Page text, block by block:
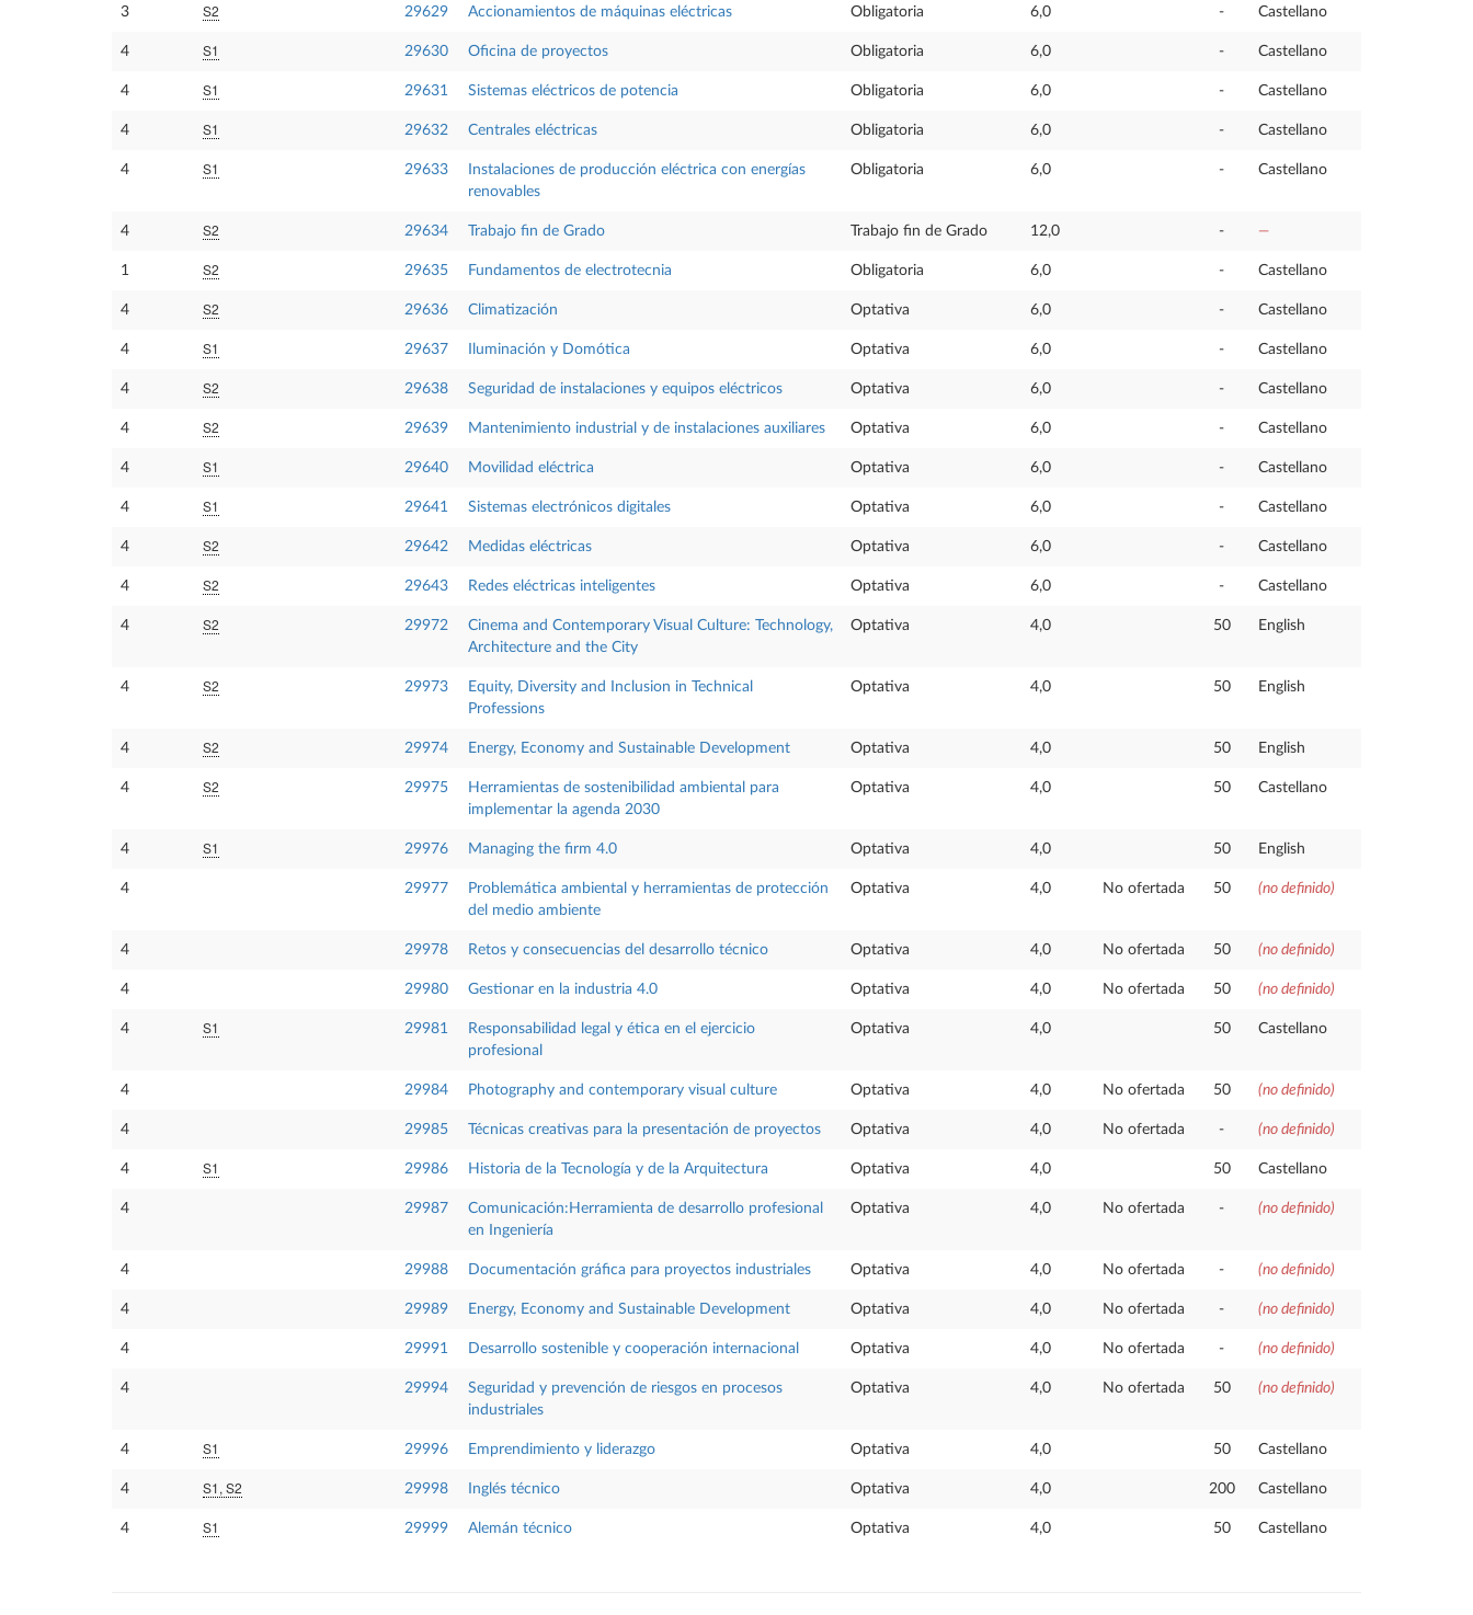
3 S2 29629 Accionamientos de máquinas eléctricas Obligatoria 6,0 - Castellano
4 S1 29630 Oficina de proyectos Obligatoria 6,0 - Castellano
4 S1 29631 Sistemas eléctricos de potencia Obligatoria 6,0 - Castellano
4 S1 29632 Centrales eléctricas Obligatoria 6,0 - Castellano
4 S1 29633
Instalaciones de producción eléctrica con energías
renovables
Obligatoria 6,0 - Castellano
4 S2 29634 Trabajo fin de Grado Trabajo fin de Grado 12,0 - —
1 S2 29635 Fundamentos de electrotecnia Obligatoria 6,0 - Castellano
4 S2 29636 Climatización Optativa 6,0 - Castellano
4 S1 29637 Iluminación y Domótica Optativa 6,0 - Castellano
4 S2 29638 Seguridad de instalaciones y equipos eléctricos Optativa 6,0 - Castellano
4 S2 29639 Mantenimiento industrial y de instalaciones auxiliares Optativa 6,0 - Castellano
4 S1 29640 Movilidad eléctrica Optativa 6,0 - Castellano
4 S1 29641 Sistemas electrónicos digitales Optativa 6,0 - Castellano
4 S2 29642 Medidas eléctricas Optativa 6,0 - Castellano
4 S2 29643 Redes eléctricas inteligentes Optativa 6,0 - Castellano
4 S2 29972
Cinema and Contemporary Visual Culture: Technology,
Architecture and the City
Optativa 4,0 50 English
4 S2 29973
Equity, Diversity and Inclusion in Technical
Professions
Optativa 4,0 50 English
4 S2 29974 Energy, Economy and Sustainable Development Optativa 4,0 50 English
4 S2 29975
Herramientas de sostenibilidad ambiental para
implementar la agenda 2030
Optativa 4,0 50 Castellano
4 S1 29976 Managing the firm 4.0 Optativa 4,0 50 English
4 29977
Problemática ambiental y herramientas de protección
del medio ambiente
Optativa 4,0 No ofertada 50 (no definido)
4 29978 Retos y consecuencias del desarrollo técnico Optativa 4,0 No ofertada 50 (no definido)
4 29980 Gestionar en la industria 4.0 Optativa 4,0 No ofertada 50 (no definido)
4 S1 29981
Responsabilidad legal y ética en el ejercicio
profesional
Optativa 4,0 50 Castellano
4 29984 Photography and contemporary visual culture Optativa 4,0 No ofertada 50 (no definido)
4 29985 Técnicas creativas para la presentación de proyectos Optativa 4,0 No ofertada - (no definido)
4 S1 29986 Historia de la Tecnología y de la Arquitectura Optativa 4,0 50 Castellano
4 29987
Comunicación:Herramienta de desarrollo profesional
en Ingeniería
Optativa 4,0 No ofertada - (no definido)
4 29988 Documentación gráfica para proyectos industriales Optativa 4,0 No ofertada - (no definido)
4 29989 Energy, Economy and Sustainable Development Optativa 4,0 No ofertada - (no definido)
4 29991 Desarrollo sostenible y cooperación internacional Optativa 4,0 No ofertada - (no definido)
4 29994
Seguridad y prevención de riesgos en procesos
industriales
Optativa 4,0 No ofertada 50 (no definido)
4 S1 29996 Emprendimiento y liderazgo Optativa 4,0 50 Castellano
4 S1, S2 29998 Inglés técnico Optativa 4,0 200 Castellano
4 S1 29999 Alemán técnico Optativa 4,0 50 Castellano